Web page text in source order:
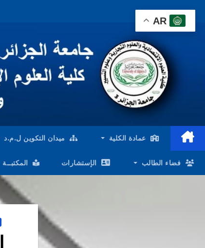
عمادة الكلية ميدان التكوين ل.م.د
فضاء الطالب الإستشارات المكتبــة
AR